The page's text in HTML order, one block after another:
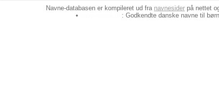
Navne-databasen er kompileret ud fra navnesider på nettet
•
: Godkendte danske navne til børn